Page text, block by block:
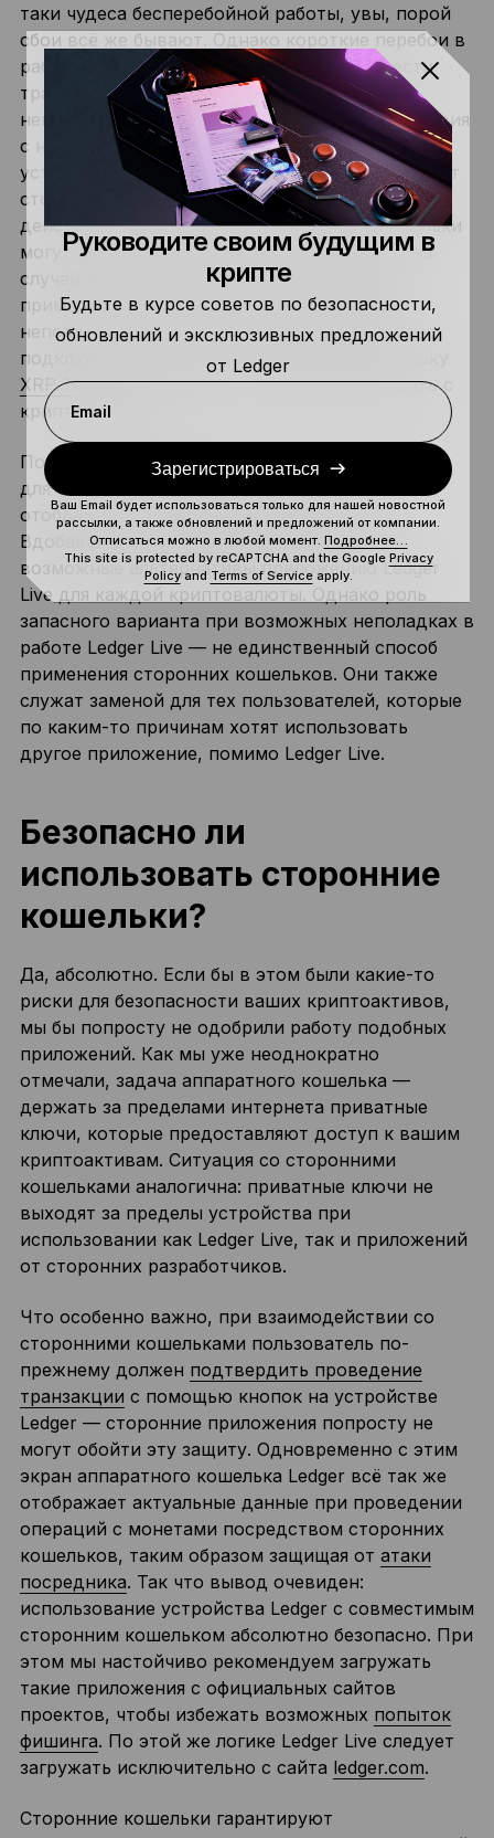
таки чудеса бесперебойной работы, увы, порой
сбои всё же бывают. Однако короткие перебои в
работе Ledger Live не означают, что провести
транзакции с криптовалютами будет
невозможно. В таком случае для взаимодействия
с ними достаточно будет подключить
устройство Ledger к совместимому кошельку от
сторонних разработчиков и выполнить нужные
действия. Соответственно, сторонние кошельки
могут выполнять роль запасного варианта на
случай непредвиденных обстоятельств. К
примеру, представим, что у нас возникли
неполадки с XRP. При таком сценарии можно
подключить устройство Ledger к веб-кошельку
XRP Toolkitи продолжить взаимодействовать с
криптовалютой.
Показатели бесперебойной работы и простоев
для каждой платформы и криптовалюты
отображаются наспециальной странице.
Вдобавокданная страница показывает
возможные альтернативы приложению Ledger
Live для каждой криптовалюты. Однако роль
запасного варианта при возможных неполадках в
работе Ledger Live — не единственный способ
применения сторонних кошельков. Они также
служат заменой для тех пользователей, которые
по каким-то причинам хотят использовать
другое приложение, помимо Ledger Live.
Безопасно ли
использовать сторонние
кошельки?
Да, абсолютно. Если бы в этом были какие-то
риски для безопасности ваших криптоактивов,
мы бы попросту не одобрили работу подобных
приложений. Как мы уже неоднократно
отмечали, задача аппаратного кошелька —
держать за пределами интернета приватные
ключи, которые предоставляют доступ к вашим
криптоактивам. Ситуация со сторонними
кошельками аналогична: приватные ключи не
выходят за пределы устройства при
использовании как Ledger Live, так и приложений
от сторонних разработчиков.
Что особенно важно, при взаимодействии со
сторонними кошельками пользователь по-
прежнему должен подтвердить проведение
транзакции с помощью кнопок на устройстве
Ledger — сторонние приложения попросту не
могут обойти эту защиту. Одновременно с этим
экран аппаратного кошелька Ledger всё так же
отображает актуальные данные при проведении
операций с монетами посредством сторонних
кошельков, таким образом защищая от атаки
посредника. Так что вывод очевиден:
использование устройства Ledger с совместимым
сторонним кошельком абсолютно безопасно. При
этом мы настойчиво рекомендуем загружать
такие приложения с официальных сайтов
проектов, чтобы избежать возможных попыток
фишинга. По этой же логике Ledger Live следует
загружать исключительно с сайта ledger.com.
Сторонние кошельки гарантируют
Руководите своим будущим в
крипте
Будьте в курсе советов по безопасности,
обновлений и эксклюзивных предложений
от Ledger
Email
Зарегистрироваться
Ваш Email будет использоваться только для нашей новостной
рассылки, а также обновлений и предложений от компании.
Отписаться можно в любой момент. Подробнее…
This site is protected by reCAPTCHA and the Google Privacy
Policyand Terms of Serviceapply.